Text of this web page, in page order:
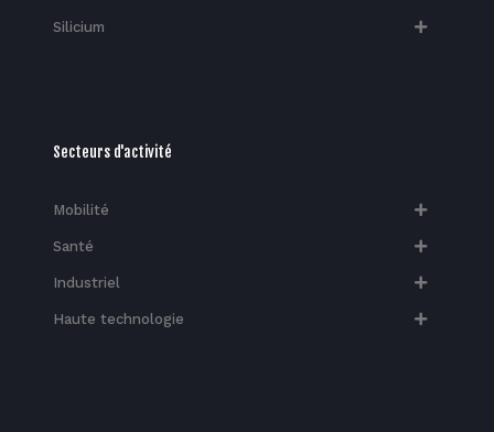
Silicium
Secteurs d'activité
Mobilité
Santé
Industriel
Haute technologie​